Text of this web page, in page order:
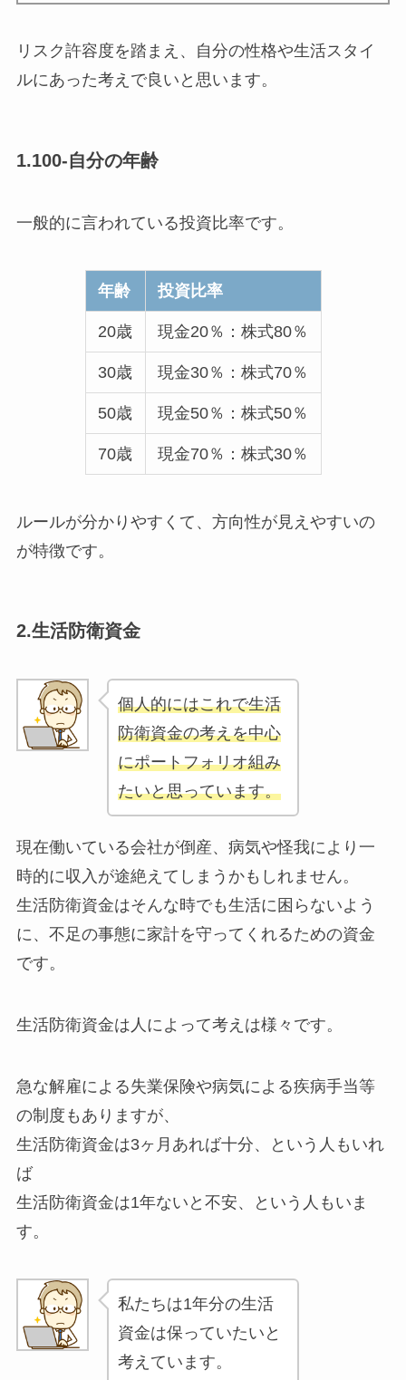
リスク許容度を踏まえ、自分の性格や生活スタイ
ルにあった考えで良いと思います。
1.100-自分の年齢
一般的に言われている投資比率です。
年齢 投資比率
20歳 現金20％：株式80％
30歳 現金30％：株式70％
50歳 現金50％：株式50％
70歳 現金70％：株式30％
ルールが分かりやすくて、方向性が見えやすいの
が特徴です。
2.生活防衛資金
個人的にはこれで生活
防衛資金の考えを中心
にポートフォリオ組み
たいと思っています。
現在働いている会社が倒産、病気や怪我により一
時的に収入が途絶えてしまうかもしれません。
生活防衛資金はそんな時でも生活に困らないよう
に、不足の事態に家計を守ってくれるための資金
です。
生活防衛資金は人によって考えは様々です。
急な解雇による失業保険や病気による疾病手当等
の制度もありますが、
生活防衛資金は3ヶ月あれば十分、という人もいれ
ば
生活防衛資金は1年ないと不安、という人もいま
す。
私たちは1年分の生活
資金は保っていたいと
考えています。